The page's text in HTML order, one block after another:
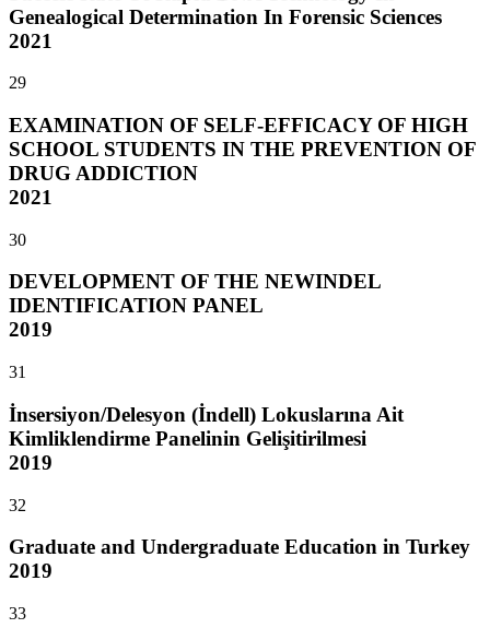
Genealogical Determination In Forensic Sciences
2021
29
EXAMINATION OF SELF-EFFICACY OF HIGH
SCHOOL STUDENTS IN THE PREVENTION OF
DRUG ADDICTION
2021
30
DEVELOPMENT OF THE NEWINDEL
IDENTIFICATION PANEL
2019
31
İnsersiyon/Delesyon (İndell) Lokuslarına Ait
Kimliklendirme Panelinin Gelişitirilmesi
2019
32
Graduate and Undergraduate Education in Turkey
2019
33